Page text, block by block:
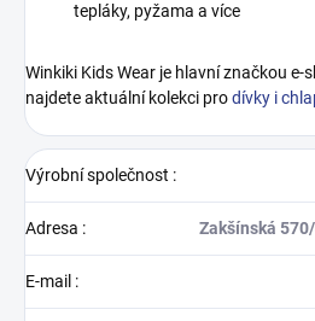
tepláky, pyžama a více
Winkiki Kids Wear je hlavní značkou e-
najdete aktuální kolekci prodívky i
Výrobní společnost :
Adresa : Zakšínská
E-mail :